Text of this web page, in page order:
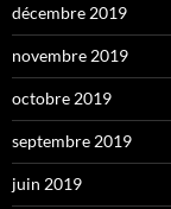
décembre 2019
novembre 2019
octobre 2019
septembre 2019
juin 2019